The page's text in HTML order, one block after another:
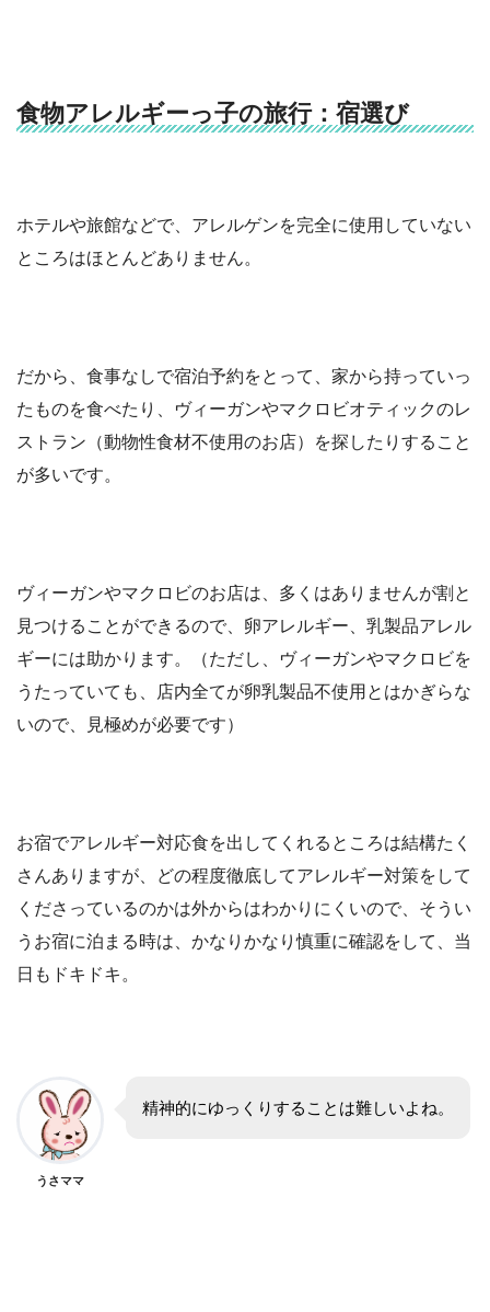
食物アレルギーっ子の旅行：宿選び
ホテルや旅館などで、アレルゲンを完全に使用していない
ところはほとんどありません。
だから、食事なしで宿泊予約をとって、家から持っていっ
たものを食べたり、ヴィーガンやマクロビオティックのレ
ストラン（動物性食材不使用のお店）を探したりすること
が多いです。
ヴィーガンやマクロビのお店は、多くはありませんが割と
見つけることができるので、卵アレルギー、乳製品アレル
ギーには助かります。（ただし、ヴィーガンやマクロビを
うたっていても、店内全てが卵乳製品不使用とはかぎらな
いので、見極めが必要です）
お宿でアレルギー対応食を出してくれるところは結構たく
さんありますが、どの程度徹底してアレルギー対策をして
くださっているのかは外からはわかりにくいので、そうい
うお宿に泊まる時は、かなりかなり慎重に確認をして、当
日もドキドキ。
うさママ
精神的にゆっくりすることは難しいよね。